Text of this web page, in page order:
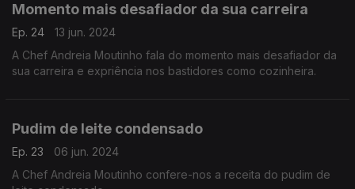
Momento mais desafiador da sua carreira
Ep. 24
13 jun. 2024
A Chef Andreia Moutinho fala do momento mais desafiador da
sua carreira e expriência nos bastidores como cozinheira.
Pudim de leite condensado
Ep. 23
06 jun. 2024
A Chef Andreia Moutinho confere-nos a receita do pudim de